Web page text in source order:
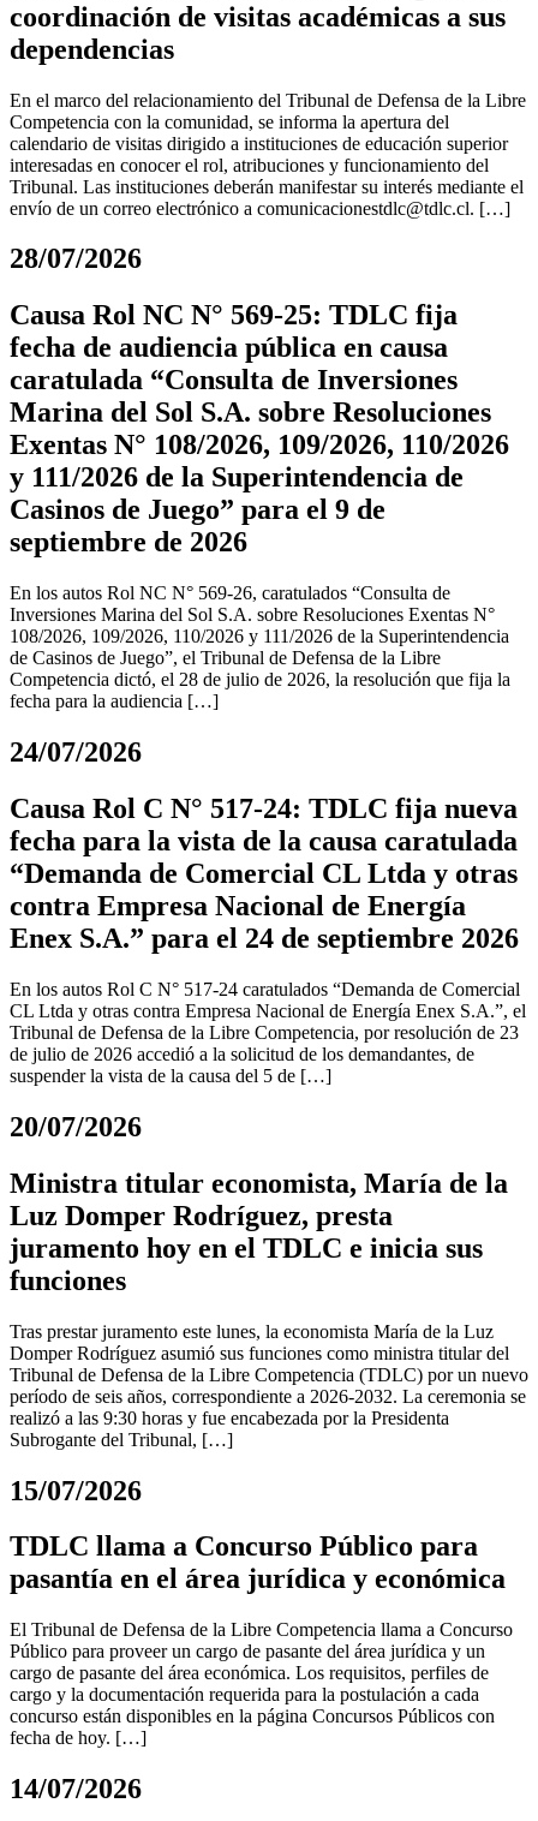
coordinación de visitas académicas a sus
dependencias
En el marco del relacionamiento del Tribunal de Defensa de la Libre
Competencia con la comunidad, se informa la apertura del
calendario de visitas dirigido a instituciones de educación superior
interesadas en conocer el rol, atribuciones y funcionamiento del
Tribunal. Las instituciones deberán manifestar su interés mediante el
envío de un correo electrónico a comunicacionestdlc@tdlc.cl. […]
28/07/2026
Causa Rol NC N° 569-25: TDLC fija
fecha de audiencia pública en causa
caratulada “Consulta de Inversiones
Marina del Sol S.A. sobre Resoluciones
Exentas N° 108/2026, 109/2026, 110/2026
y 111/2026 de la Superintendencia de
Casinos de Juego” para el 9 de
septiembre de 2026
En los autos Rol NC N° 569-26, caratulados “Consulta de
Inversiones Marina del Sol S.A. sobre Resoluciones Exentas N°
108/2026, 109/2026, 110/2026 y 111/2026 de la Superintendencia
de Casinos de Juego”, el Tribunal de Defensa de la Libre
Competencia dictó, el 28 de julio de 2026, la resolución que fija la
fecha para la audiencia […]
24/07/2026
Causa Rol C N° 517-24: TDLC fija nueva
fecha para la vista de la causa caratulada
“Demanda de Comercial CL Ltda y otras
contra Empresa Nacional de Energía
Enex S.A.” para el 24 de septiembre 2026
En los autos Rol C N° 517-24 caratulados “Demanda de Comercial
CL Ltda y otras contra Empresa Nacional de Energía Enex S.A.”, el
Tribunal de Defensa de la Libre Competencia, por resolución de 23
de julio de 2026 accedió a la solicitud de los demandantes, de
suspender la vista de la causa del 5 de […]
20/07/2026
Ministra titular economista, María de la
Luz Domper Rodríguez, presta
juramento hoy en el TDLC e inicia sus
funciones
Tras prestar juramento este lunes, la economista María de la Luz
Domper Rodríguez asumió sus funciones como ministra titular del
Tribunal de Defensa de la Libre Competencia (TDLC) por un nuevo
período de seis años, correspondiente a 2026-2032. La ceremonia se
realizó a las 9:30 horas y fue encabezada por la Presidenta
Subrogante del Tribunal, […]
15/07/2026
TDLC llama a Concurso Público para
pasantía en el área jurídica y económica
El Tribunal de Defensa de la Libre Competencia llama a Concurso
Público para proveer un cargo de pasante del área jurídica y un
cargo de pasante del área económica. Los requisitos, perfiles de
cargo y la documentación requerida para la postulación a cada
concurso están disponibles en la página Concursos Públicos con
fecha de hoy. […]
14/07/2026